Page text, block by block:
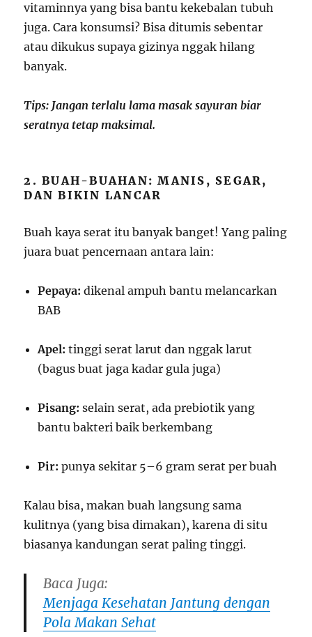
vitaminnya yang bisa bantu kekebalan tubuh
juga. Cara konsumsi? Bisa ditumis sebentar
atau dikukus supaya gizinya nggak hilang
banyak.
Tips: Jangan terlalu lama masak sayuran biar
seratnya tetap maksimal.
2. BUAH-BUAHAN: MANIS, SEGAR,
DAN BIKIN LANCAR
Buah kaya serat itu banyak banget! Yang paling
juara buat pencernaan antara lain:
Pepaya: dikenal ampuh bantu melancarkan
BAB
Apel: tinggi serat larut dan nggak larut
(bagus buat jaga kadar gula juga)
Pisang: selain serat, ada prebiotik yang
bantu bakteri baik berkembang
Pir: punya sekitar 5–6 gram serat per buah
Kalau bisa, makan buah langsung sama
kulitnya (yang bisa dimakan), karena di situ
biasanya kandungan serat paling tinggi.
Baca Juga:
Menjaga Kesehatan Jantung dengan
Pola Makan Sehat